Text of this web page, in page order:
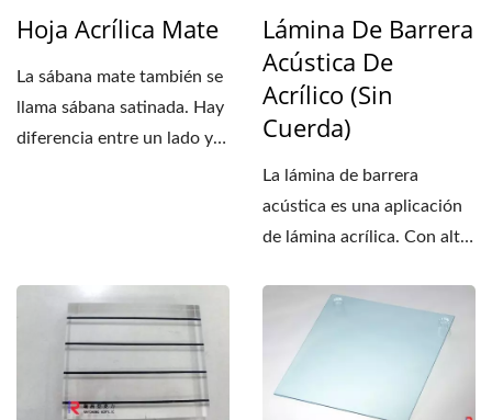
Hoja Acrílica Mate
La sábana mate también se
llama sábana satinada. Hay
diferencia entre un lado y
Lámina De Barrera
Acústica De
Acrílico (sin
Cuerda)
La lámina de barrera
acústica es una aplicación
de lámina acrílica. Con alta